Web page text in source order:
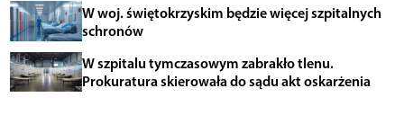
W woj. świętokrzyskim będzie więcej szpitalnych
schronów
W szpitalu tymczasowym zabrakło tlenu.
Prokuratura skierowała do sądu akt oskarżenia